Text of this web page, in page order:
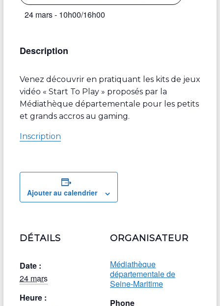
24 mars - 10h00/16h00
Description
Venez découvrir en pratiquant les kits de jeux
vidéo « Start To Play » proposés par la
Médiathèque départementale pour les petits
et grands accros au gaming.
Inscription
Ajouter au calendrier
DÉTAILS
Date :
24 mars
Heure :
ORGANISATEUR
Médiathèque
départementale de
Seine-Maritime
Phone